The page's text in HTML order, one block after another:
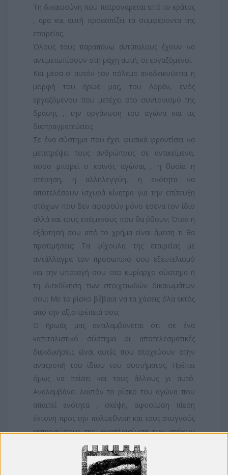
Τη δικαιοσύνη που πατρονάρεται από το κράτος
, άρα και αυτή προασπίζει τα συμφέροντα της
εταιρείας.
Όλους τους παραπάνω αντίπαλους έχουν να
αντιμετωπίσουν στη μάχη αυτή, οι εργαζόμενοι.
Και μέσα σ’ αυτόν τον πόλεμο αναδεικνύεται η
μορφή του ήρωά μας, του Λοράν, ενός
εργαζόμενου που μετέχει στο συντονισμό της
δράσης , την οργάνωση του αγώνα και τις
διαπραγματεύσεις.
Σε ένα σύστημα που έχει φυσικά φροντίσει να
μετατρέψει τους ανθρώπους σε αντικείμενα,
πόσο μπορεί ο κοινός αγώνας , η θυσία η
στέρηση, η αλληλεγγύη, η ενότητα να
αποτελέσουν ισχυρά κίνητρα για την επίτευξη
στόχων που δεν αφορούν μόνο εσένα τον ίδιο
αλλά και τους επόμενους που θα ΄ρθουν; Όταν η
εξάρτησή σου από το χρήμα είναι άμεση τι θα
προτιμήσεις; Τα ψίχουλα της εταιρείας με
αντάλλαγμα τον προσωπικό σου εξευτελισμό
και την υποταγή σου στο κυρίαρχο σύστημα ή
τη διεκδίκηση των στοιχειωδών δικαιωμάτων
σου; Με το ρίσκο βέβαια να τα χάσεις όλα εκτός
από την αξιοπρέπειά σου;
Ο ήρωάς μας αντιλαμβάνεται ότι σε ένα
καπιταλιστικό σύστημα οι αποτελεσματικές
διεκδικήσεις είναι αυτές που στοχεύουν στην
ανατροπή του ίδιου του συστήματος. Πρέπει
όμως να πείσει και τους άλλους γι αυτό.
Αναλαμβάνει λοιπόν το ρίσκο του αγώνα που
απαιτεί ενότητα , σκέψη, αφοσίωση πίεση
έντονη προς την πολυεθνική και τους στυγνούς
εκπροσώπους της, αναπλαισίωση των στόχων
και των οραμάτων, ταξική συνείδηση,